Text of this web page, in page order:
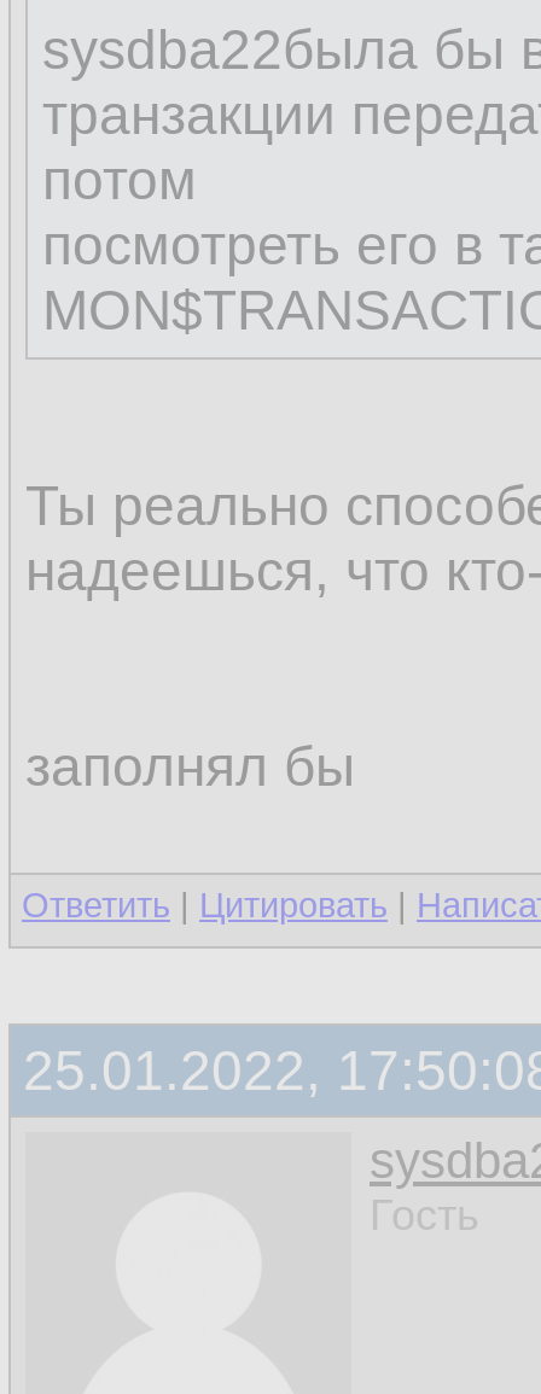
sysdba22была бы
транзакции
потом
посмотреть его в
Ты реально
надеешься, что
заполнял бы
Ответить | Цитировать |
25.01.2022,
Гость